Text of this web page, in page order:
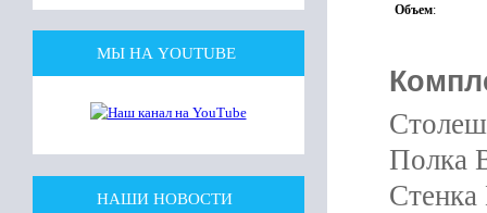
МЫ НА YOUTUBE
НАШИ НОВОСТИ
Объем:
Полка